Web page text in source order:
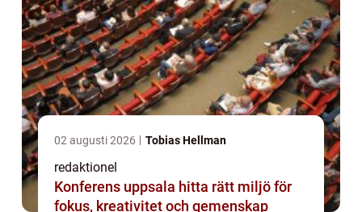
02 augusti 2026 Tobias Hellman
redaktionel
Konferens uppsala hitta rätt miljö för
fokus, kreativitet och gemenskap